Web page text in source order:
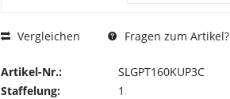
Vergleichen Fragen zum Artikel?
Artikel-Nr.:
SLGPT160KUP3C
Staffelung:
1